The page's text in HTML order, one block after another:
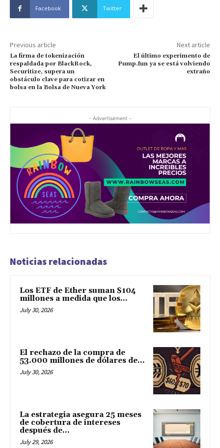
Facebook Twitter
Previous article
La firma de tokenización
respaldada por BlackRock,
Securitize, supera un
obstáculo clave para cotizar en
bolsa en la Bolsa de Nueva York
Next article
El último experimento de
Pump.fun ya se está volviendo
extraño
- Advertisement -
Noticias relacionadas
Los ETF de Ether suman $104
millones a medida que los...
July 30, 2026
El rechazo de la compra de
53.000 millones de dólares de...
July 30, 2026
La estrategia asegura 25 meses
de cobertura de intereses
después de...
July 29, 2026